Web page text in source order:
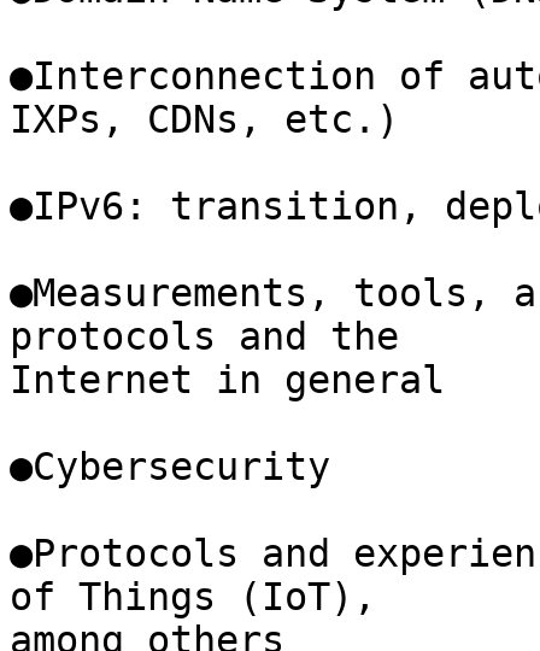
●Interconnection of
IXPs, CDNs, etc.)
●IPv6: transition,
●Measurements,
protocols and the
Internet in general
●Cybersecurity
●Protocols and
of Things (IoT),
among others